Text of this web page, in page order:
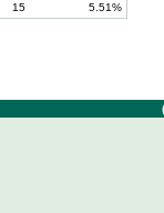
15 5.51%